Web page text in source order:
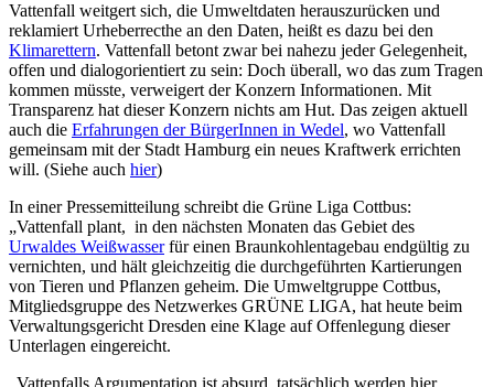
Vattenfall weitgert sich, die Umweltdaten herauszurücken und
reklamiert Urheberrecthe an den Daten, heißt es dazu bei den
Klimarettern. Vattenfall betont zwar bei nahezu jeder Gelegenheit,
offen und dialogorientiert zu sein: Doch überall, wo das zum Tragen
kommen müsste, verweigert der Konzern Informationen. Mit
Transparenz hat dieser Konzern nichts am Hut. Das zeigen aktuell
auch die Erfahrungen der BürgerInnen in Wedel, wo Vattenfall
gemeinsam mit der Stadt Hamburg ein neues Kraftwerk errichten
will. (Siehe auch hier)
In einer Pressemitteilung schreibt die Grüne Liga Cottbus:
„Vattenfall plant, in den nächsten Monaten das Gebiet des
Urwaldes Weißwasserfür einen Braunkohlentagebau endgültig zu
vernichten, und hält gleichzeitig die durchgeführten Kartierungen
von Tieren und Pflanzen geheim. Die Umweltgruppe Cottbus,
Mitgliedsgruppe des Netzwerkes GRÜNE LIGA, hat heute beim
Verwaltungsgericht Dresden eine Klage auf Offenlegung dieser
Unterlagen eingereicht.